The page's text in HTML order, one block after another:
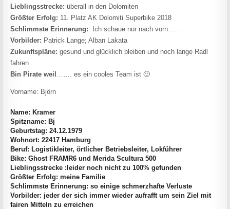
Lieblingsstrecke: überall in den Dolomiten
Größter Erfolg: 11. Platz AK Dolomiti Superbike 2018
Schlimmste Erinnerung:
Ich schaue nur nach vorn……
Vorbilder: Patrick Lange; Alban Lakata
Zukunftspläne:gesund und glücklich bleiben und noch lange Radl
fahren
Bin Pirate weil ……. es ein cooles Team ist 🙂
Vorname: Björn
Name: Kramer
Spitzname: Bj
Geburtstag: 24.12.1979
Wohnort: 22417 Hamburg
Beruf: Logistikleiter, örtlicher Betriebsleiter, Lokführer
Bike: Ghost FRAMR6 und Merida Scultura 500
Lieblingsstrecke :leider noch nicht zu 100% gefunden
Größter Erfolg: meine Familie
Schlimmste Erinnerung: so einige schmerzhafte Verluste
Vorbilder: jeder der sich immer wieder aufrafft um sein Ziel mit
fairen Mitteln zu erreichen